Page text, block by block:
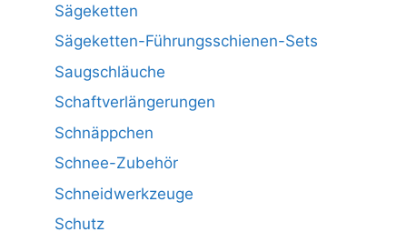
Sägeketten
Sägeketten-Führungsschienen-Sets
Saugschläuche
Schaftverlängerungen
Schnäppchen
Schnee-Zubehör
Schneidwerkzeuge
Schutz